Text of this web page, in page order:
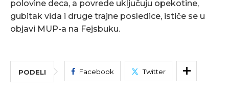
polovine deca, a povrede uključuju opekotine,
gubitak vida i druge trajne posledice, ističe se u
objavi MUP-a na Fejsbuku.
PODELI Facebook Twitter